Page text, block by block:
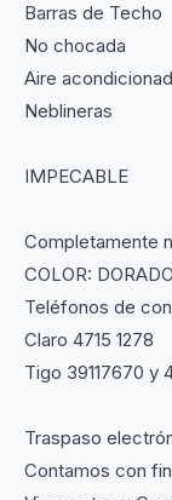
Barras de Techo
No chocada
Aire
Neblineras
IMPECABLE
Completamente
COLOR: DORADO
Teléfonos de
Claro 4715 1278
Tigo 39117670 y
Traspaso
Contamos con